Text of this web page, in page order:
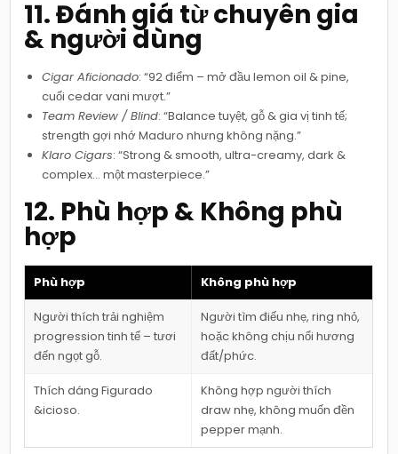
11. Đánh giá từ chuyên gia
& người dùng
Cigar Aficionado: “92 điểm – mở đầu lemon oil & pine,
cuối cedar vani mượt.”
Team Review / Blind: “Balance tuyệt, gỗ & gia vị tinh tế;
strength gợi nhớ Maduro nhưng không nặng.”
Klaro Cigars: “Strong & smooth, ultra-creamy, dark &
complex… một masterpiece.”
12. Phù hợp & Không phù
hợp
Phù hợp Không phù hợp
Người thích trải nghiệm
progression tinh tế – tươi
đến ngọt gỗ.
Người tìm điếu nhẹ, ring nhỏ,
hoặc không chịu nổi hương
đất/phức.
Thích dáng Figurado
&icioso.
Không hợp người thích
draw nhẹ, không muốn đền
pepper mạnh.